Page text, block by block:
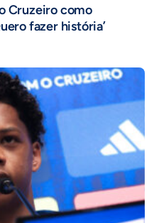
Cruzeiro como
fazer história’